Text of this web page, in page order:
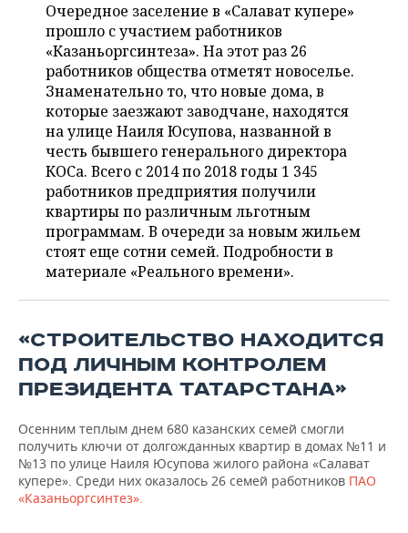
ВОЛЕЙБОЛ
КИБЕРСПОРТ
ВОДНЫЕ ВИДЫ СПОРТА
ХОККЕЙ С МЯЧОМ
ИСТОРИЯ
КУЛЬТУРА
ОБРАЗОВАНИЕ
ПРОИСШЕСТВИЯ
СПИСОК ПЕРСОН
СПИСОК КОМПАНИЙ
ПОЛНАЯ ВЕРСИЯ
Очередное заселение в «Салават купере»
прошло с участием работников
«Казаньоргсинтеза». На этот раз 26
работников общества отметят новоселье.
Знаменательно то, что новые дома, в
которые заезжают заводчане, находятся
на улице Наиля Юсупова, названной в
честь бывшего генерального директора
КОСа. Всего с 2014 по 2018 годы 1 345
работников предприятия получили
квартиры по различным льготным
программам. В очереди за новым жильем
стоят еще сотни семей. Подробности в
материале «Реального времени».
«СТРОИТЕЛЬСТВО НАХОДИТСЯ
ПОД ЛИЧНЫМ КОНТРОЛЕМ
ПРЕЗИДЕНТА ТАТАРСТАНА»
Осенним теплым днем 680 казанских семей смогли
получить ключи от долгожданных квартир в домах №11 и
№13 по улице Наиля Юсупова жилого района «Салават
купере». Среди них оказалось 26 семей работников ПАО
«Казаньоргсинтез».